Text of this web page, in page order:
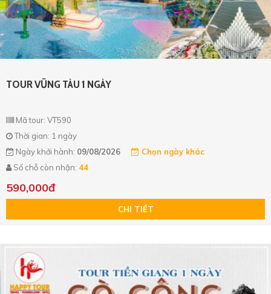
TOUR VŨNG TÀU 1 NGÀY
Mã tour: VT590
Thời gian: 1 ngày
Ngày khởi hành: 09/08/2026
Chọn ngày khác
Số chỗ còn nhận: 44
590,000đ
CHI TIẾT